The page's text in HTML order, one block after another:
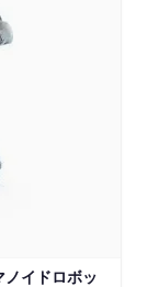
イドロボッ